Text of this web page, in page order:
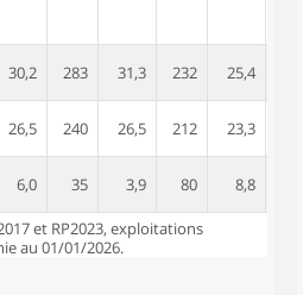
30,2 283 31,3 232 25,4
26,5 240 26,5 212 23,3
6,0 35 3,9 80 8,8
et RP2023, exploitations
au 01/01/2026.